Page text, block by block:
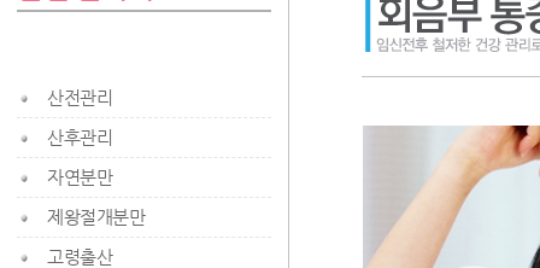
산전관리
산후관리
자연분만
제왕절개분만
고령출산